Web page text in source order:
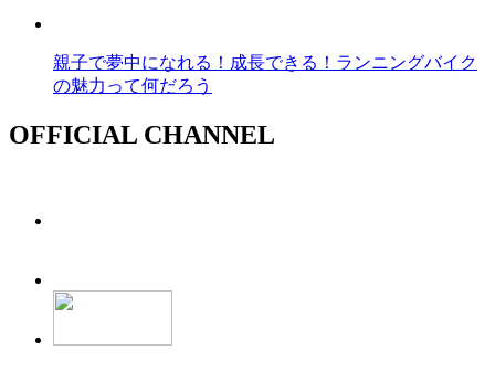
親子で夢中になれる！成長できる！ランニングバイク
の魅力って何だろう
OFFICIAL CHANNEL